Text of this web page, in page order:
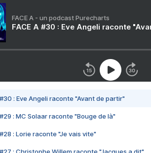
FACE A - un podcast Purecharts
FACE A #30 : Eve Angeli raconte
#30 : Eve Angeli raconte "Avant de partir"
#29 : MC Solaar raconte "Bouge de là"
#28 : Lorie raconte "Je vais vite"